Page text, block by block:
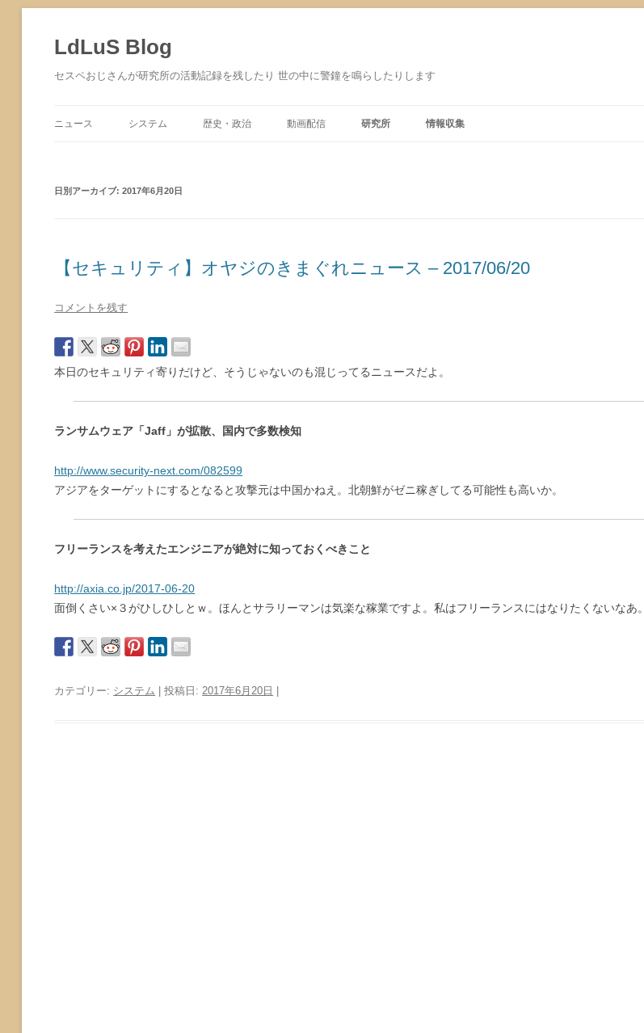
ツ
へ
ス
LdLuS Blog
セスペおじさんが研究所の活動記録を残したり 世の中に警鐘を鳴らしたりします
ニュース システム 歴史・政治 動画配信 研究所 情報収集
日別アーカイブ:2017年6月20日
【セキュリティ】オヤジのきまぐれニュース – 2017/06/20
コメントを残す
本日のセキュリティ寄りだけど、そうじゃないのも混じってるニュースだよ。
ランサムウェア「Jaff」が拡散、国内で多数検知
http://www.security-next.com/082599
アジアをターゲットにするとなると攻撃元は中国かねえ。北朝鮮がゼニ稼ぎしてる可能性も高いか。
フリーランスを考えたエンジニアが絶対に知っておくべきこと
http://axia.co.jp/2017-06-20
面倒くさい×３がひしひしとｗ。ほんとサラリーマンは気楽な稼業ですよ。私はフリーランスにはなりたくないなあ。
カテゴリー: システム | 投稿日:2017年6月20日